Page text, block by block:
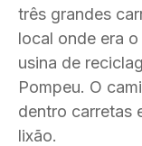
três grandes
local onde era
usina de
Pompeu. O
dentro carretas
lixão.